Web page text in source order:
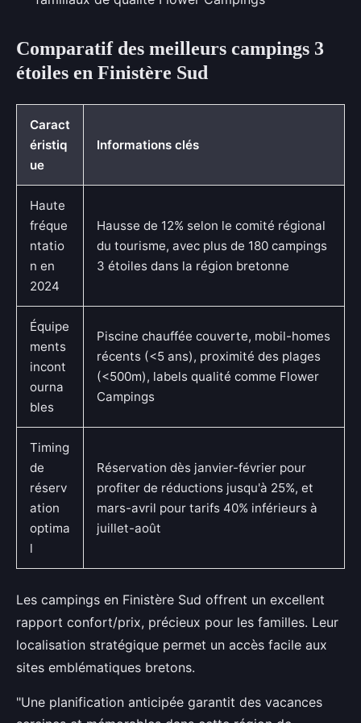
Comparatif des meilleurs campings 3
étoiles en Finistère Sud
Caract
éristiq
ue
Informations clés
Haute
fréque
ntatio
n en
2024
Hausse de 12% selon le comité régional
du tourisme, avec plus de 180 campings
3 étoiles dans la région bretonne
Équipe
ments
incont
ourna
bles
Piscine chauffée couverte, mobil-homes
récents (<5 ans), proximité des plages
(<500m), labels qualité comme Flower
Campings
Timing
de
réserv
ation
optima
l
Réservation dès janvier-février pour
profiter de réductions jusqu'à 25%, et
mars-avril pour tarifs 40% inférieurs à
juillet-août
Les campings en Finistère Sud offrent un excellent
rapport confort/prix, précieux pour les familles. Leur
localisation stratégique permet un accès facile aux
sites emblématiques bretons.
"Une planification anticipée garantit des vacances